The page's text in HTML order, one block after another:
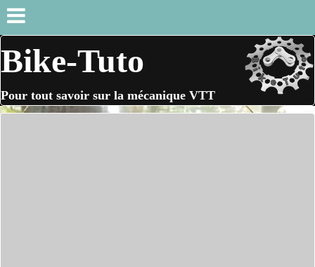
Bike-Tuto
Pour tout savoir sur la mécanique VTT